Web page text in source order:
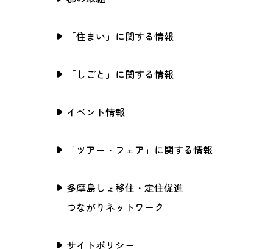
「住まい」に関する情報
「しごと」に関する情報
イベント情報
「ツアー・フェア」に関する情報
多摩島しょ移住・定住促進
つながりネットワーク
サイトポリシー